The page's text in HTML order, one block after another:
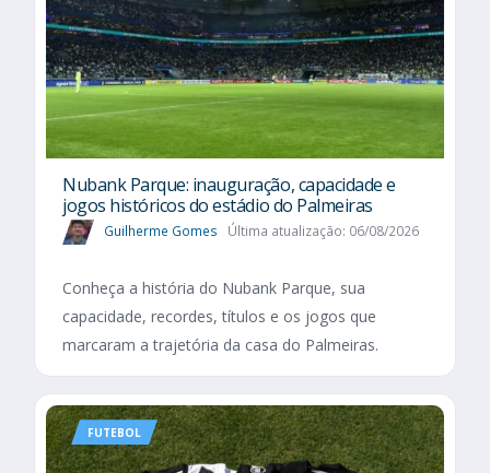
Nubank Parque: inauguração, capacidade e
jogos históricos do estádio do Palmeiras
Guilherme Gomes Última atualização: 06/08/2026
Conheça a história do Nubank Parque, sua
capacidade, recordes, títulos e os jogos que
marcaram a trajetória da casa do Palmeiras.
FUTEBOL